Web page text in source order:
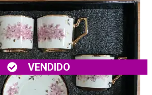
VENDIDO